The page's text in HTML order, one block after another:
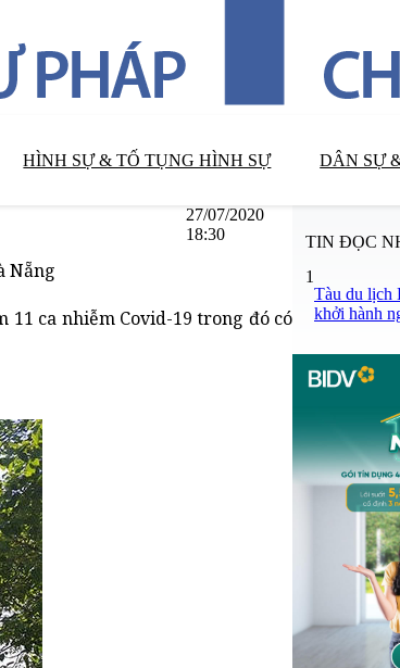
HÌNH SỰ & TỐ TỤNG HÌNH SỰ DÂN SỰ
27/07/2020
18:30
Nẵng
11 ca nhiễm Covid-19 trong đó có
TIN ĐỌC
1
Tàu du lịch
khởi hành